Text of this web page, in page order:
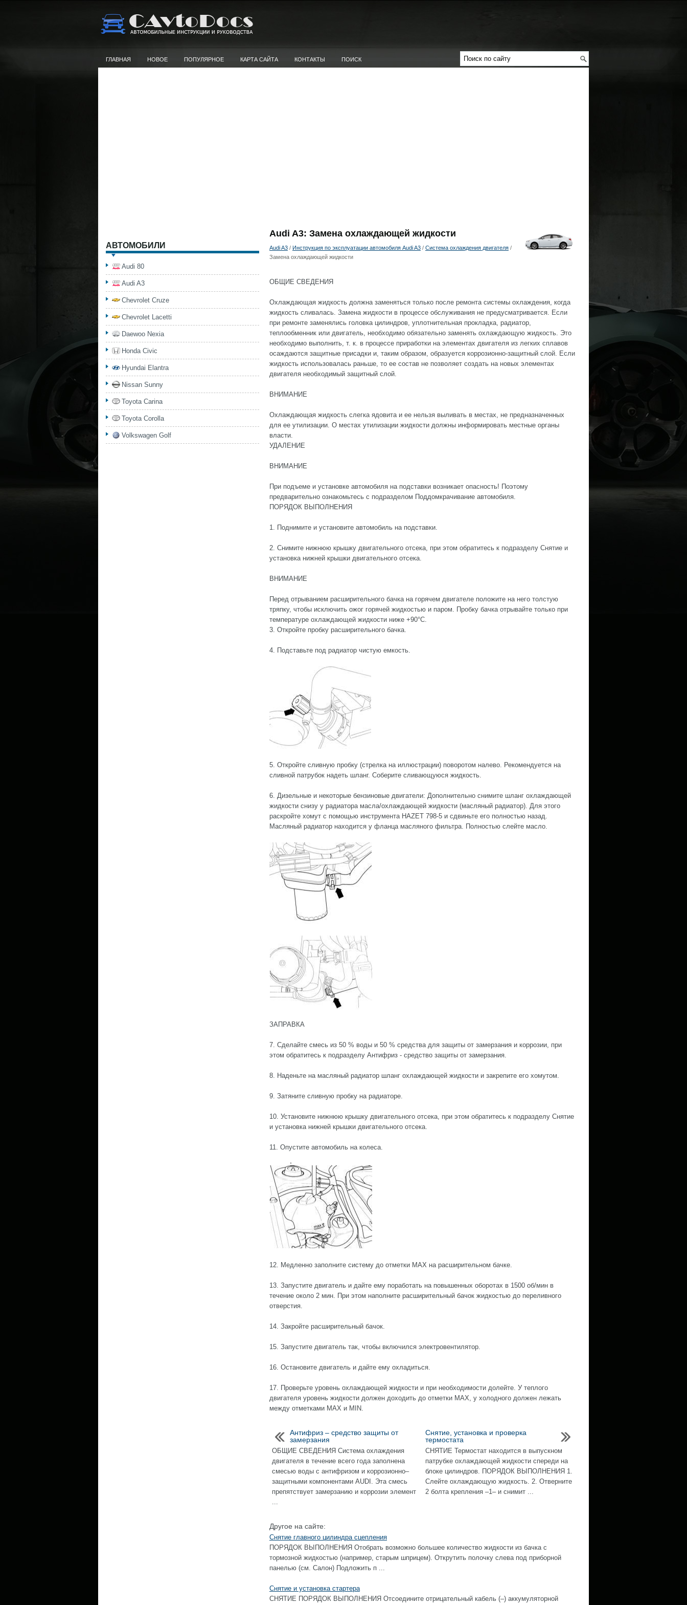
ГЛАВНАЯ НОВОЕ ПОПУЛЯРНОЕ КАРТА САЙТА КОНТАКТЫ ПОИСК
Audi A3: Замена охлаждающей жидкости
Audi A3 / Инструкция по эксплуатации автомобиля Audi A3 / Система охлаждения двигателя /
Замена охлаждающей жидкости
ОБЩИЕ СВЕДЕНИЯ
Охлаждающая жидкость должна заменяться только после ремонта системы охлаждения, когда
жидкость сливалась. Замена жидкости в процессе обслуживания не предусматривается. Если
при ремонте заменялись головка цилиндров, уплотнительная прокладка, радиатор,
теплообменник или двигатель, необходимо обязательно заменять охлаждающую жидкость. Это
необходимо выполнить, т. к. в процессе приработки на элементах двигателя из легких сплавов
осаждаются защитные присадки и, таким образом, образуется коррозионно-защитный слой. Если
жидкость использовалась раньше, то ее состав не позволяет создать на новых элементах
двигателя необходимый защитный слой.
ВНИМАНИЕ
Охлаждающая жидкость слегка ядовита и ее нельзя выливать в местах, не предназначенных
для ее утилизации. О местах утилизации жидкости должны информировать местные органы
власти.
УДАЛЕНИЕ
ВНИМАНИЕ
При подъеме и установке автомобиля на подставки возникает опасность! Поэтому
предварительно ознакомьтесь с подразделом Поддомкрачивание автомобиля.
ПОРЯДОК ВЫПОЛНЕНИЯ
1. Поднимите и установите автомобиль на подставки.
2. Снимите нижнюю крышку двигательного отсека, при этом обратитесь к подразделу Снятие и
установка нижней крышки двигательного отсека.
ВНИМАНИЕ
Перед отрыванием расширительного бачка на горячем двигателе положите на него толстую
тряпку, чтобы исключить ожог горячей жидкостью и паром. Пробку бачка отрывайте только при
температуре охлаждающей жидкости ниже +90°С.
3. Откройте пробку расширительного бачка.
4. Подставьте под радиатор чистую емкость.
5. Откройте сливную пробку (стрелка на иллюстрации) поворотом налево. Рекомендуется на
сливной патрубок надеть шланг. Соберите сливающуюся жидкость.
6. Дизельные и некоторые бензиновые двигатели: Дополнительно снимите шланг охлаждающей
жидкости снизу у радиатора масла/охлаждающей жидкости (масляный радиатор). Для этого
раскройте хомут с помощью инструмента HAZET 798-5 и сдвиньте его полностью назад.
Масляный радиатор находится у фланца масляного фильтра. Полностью слейте масло.
ЗАПРАВКА
7. Сделайте смесь из 50 % воды и 50 % средства для защиты от замерзания и коррозии, при
этом обратитесь к подразделу Антифриз - средство защиты от замерзания.
8. Наденьте на масляный радиатор шланг охлаждающей жидкости и закрепите его хомутом.
9. Затяните сливную пробку на радиаторе.
10. Установите нижнюю крышку двигательного отсека, при этом обратитесь к подразделу Снятие
и установка нижней крышки двигательного отсека.
11. Опустите автомобиль на колеса.
12. Медленно заполните систему до отметки MAX на расширительном бачке.
13. Запустите двигатель и дайте ему поработать на повышенных оборотах в 1500 об/мин в
течение около 2 мин. При этом наполните расширительный бачок жидкостью до переливного
отверстия.
14. Закройте расширительный бачок.
15. Запустите двигатель так, чтобы включился электровентилятор.
16. Остановите двигатель и дайте ему охладиться.
17. Проверьте уровень охлаждающей жидкости и при необходимости долейте. У теплого
двигателя уровень жидкости должен доходить до отметки MAX, у холодного должен лежать
между отметками MAX и MIN.
Антифриз – средство защиты от
замерзания
ОБЩИЕ СВЕДЕНИЯ Система охлаждения
двигателя в течение всего года заполнена
смесью воды с антифризом и коррозионно–
защитными компонентами AUDI. Эта смесь
препятствует замерзанию и коррозии элемент
...
Снятие, установка и проверка
термостата
СНЯТИЕ Термостат находится в выпускном
патрубке охлаждающей жидкости спереди на
блоке цилиндров. ПОРЯДОК ВЫПОЛНЕНИЯ 1.
Слейте охлаждающую жидкость. 2. Отверните
2 болта крепления –1– и снимит ...
Другое на сайте:
Снятие главного цилиндра сцепления
ПОРЯДОК ВЫПОЛНЕНИЯ Отобрать возможно большее количество жидкости из бачка с
тормозной жидкостью (например, старым шприцем). Открутить полочку слева под приборной
панелью (см. Салон) Подложить п ...
Снятие и установка стартера
СНЯТИЕ ПОРЯДОК ВЫПОЛНЕНИЯ Отсоедините отрицательный кабель (–) аккумуляторной
АВТОМОБИЛИ
Audi 80
Audi A3
Chevrolet Cruze
Chevrolet Lacetti
Daewoo Nexia
Honda Civic
Hyundai Elantra
Nissan Sunny
Toyota Carina
Toyota Corolla
Volkswagen Golf